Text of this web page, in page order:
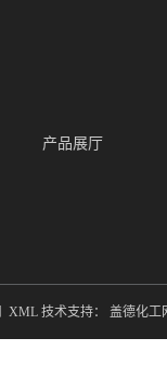
产品展厅
XML 技术支持： 盖德化工